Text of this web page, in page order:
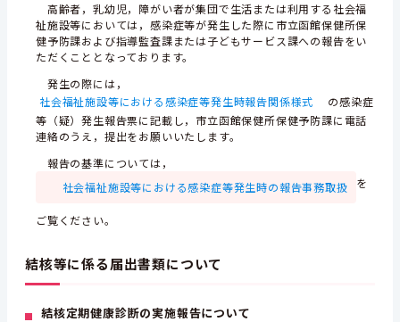
高齢者，乳幼児，障がい者が集団で生活または利用する社会福
祉施設等においては，感染症等が発生した際に市立函館保健所保
健予防課および指導監査課または子どもサービス課への報告をい
ただくこととなっております。
発生の際には，
社会福祉施設等における感染症等発生時報告関係様式
の感染症
等（疑）発生報告票に記載し，市立函館保健所保健予防課に電話
連絡のうえ，提出をお願いいたします。
報告の基準については，
社会福祉施設等における感染症等発生時の報告事務取扱
を
ご覧ください。
結核等に係る届出書類について
結核定期健康診断の実施報告について